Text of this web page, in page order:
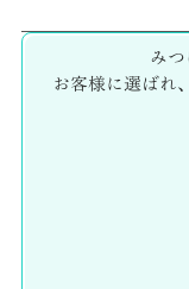
み
お客様に選ばれ